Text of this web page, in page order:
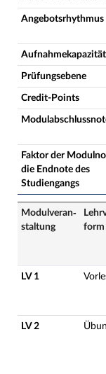
Angebotsrhythmus
Prüfungsebene
Credit-Points
Faktor der
die Endnote des
Studiengangs
Modulveran­
staltung
form
LV 1
LV 2